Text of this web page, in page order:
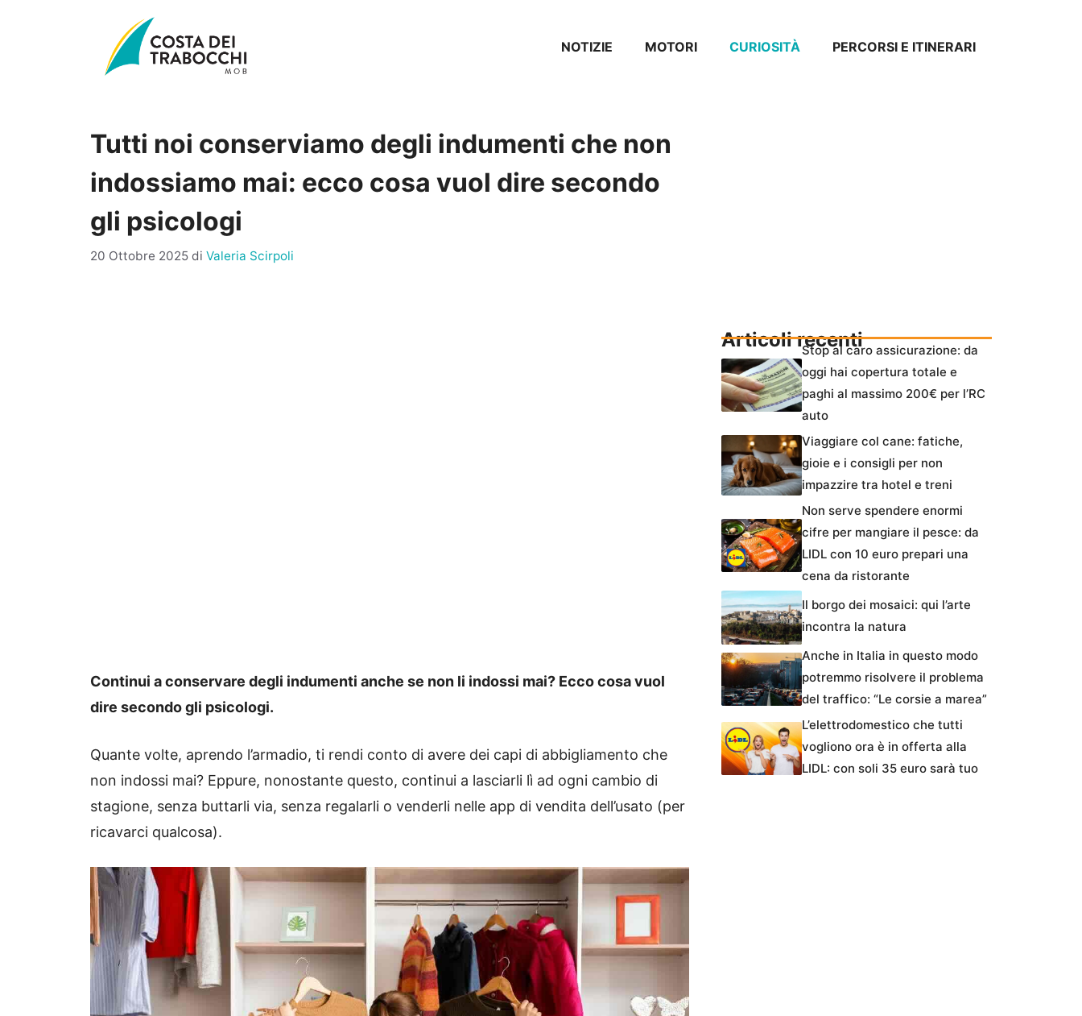
NOTIZIE MOTORI CURIOSITÀ PERCORSI E ITINERARI
Tutti noi conserviamo degli indumenti che non
indossiamo mai: ecco cosa vuol dire secondo
gli psicologi
20 Ottobre 2025 di Valeria Scirpoli
Continui a conservare degli indumenti anche se non li indossi mai? Ecco cosa vuol
dire secondo gli psicologi.
Quante volte, aprendo l’armadio, ti rendi conto di avere dei capi di abbigliamento che
non indossi mai? Eppure, nonostante questo, continui a lasciarli lì ad ogni cambio di
stagione, senza buttarli via, senza regalarli o venderli nelle app di vendita dell’usato (per
ricavarci qualcosa).
Articoli recentiStop al caro assicurazione: da
oggi hai copertura totale e
paghi al massimo 200€ per l’RC
auto
Viaggiare col cane: fatiche,
gioie e i consigli per non
impazzire tra hotel e treni
Non serve spendere enormi
cifre per mangiare il pesce: da
LIDL con 10 euro prepari una
cena da ristorante
Il borgo dei mosaici: qui l’arte
incontra la natura
Anche in Italia in questo modo
potremmo risolvere il problema
del traffico: “Le corsie a marea”
L’elettrodomestico che tutti
vogliono ora è in offerta alla
LIDL: con soli 35 euro sarà tuo